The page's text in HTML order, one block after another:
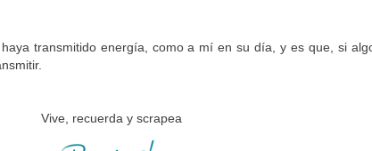
transmitido energía, como a mí en su día, y es que, si
Vive, recuerda y scrapea